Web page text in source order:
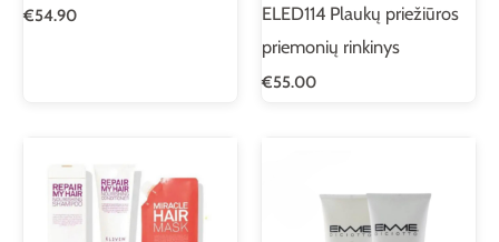
€54.90
ELED114 Plaukų priežiūros
priemonių rinkinys
€55.00